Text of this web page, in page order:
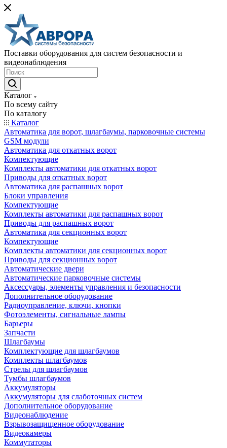
Поставки оборудования для систем безопасности и
видеонаблюдения
Каталог
По всему сайту
По каталогу
Каталог
Автоматика для ворот, шлагбаумы, парковочные системы
GSM модули
Автоматика для откатных ворот
Компектующие
Комплекты автоматики для откатных ворот
Приводы для откатных ворот
Автоматика для распашных ворот
Блоки управления
Компектующие
Комплекты автоматики для распашных ворот
Приводы для распашных ворот
Автоматика для секционных ворот
Компектующие
Комплекты автоматики для секционных ворот
Приводы для секционных ворот
Автоматические двери
Автоматические парковочные системы
Аксессуары, элементы управления и безопасности
Дополнительное оборудование
Радиоуправление, ключи, кнопки
Фотоэлементы, сигнальные лампы
Барьеры
Запчасти
Шлагбаумы
Комплектующие для шлагбаумов
Комплекты шлагбаумов
Стрелы для шлагбаумов
Тумбы шлагбаумов
Аккумуляторы
Аккумуляторы для слаботочных систем
Дополнительное оборудование
Видеонаблюдение
Взрывозащищенное оборудование
Видеокамеры
Коммутаторы